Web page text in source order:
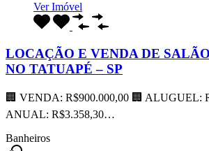
Ver Imóvel
LOCAÇÃO E VENDA DE
NO TATUAPÉ – SP
🏢 VENDA: R$900.000,00 🏢 ALUGUEL:
ANUAL: R$3.358,30…
Banheiros